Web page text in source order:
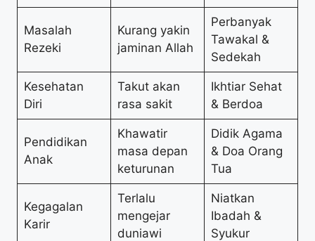
Masalah
Rezeki
Kurang yakin
jaminan Allah
Perbanyak
Tawakal &
Sedekah
Kesehatan
Diri
Takut akan
rasa sakit
Ikhtiar Sehat
& Berdoa
Pendidikan
Anak
Khawatir
masa depan
keturunan
Didik Agama
& Doa Orang
Tua
Kegagalan
Karir
Terlalu
mengejar
duniawi
Niatkan
Ibadah &
Syukur